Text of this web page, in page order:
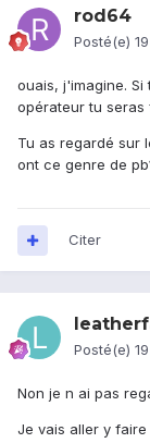
rod64
Posté(e)
ouais, j'imagine.
opérateur tu seras
Tu as regardé sur
ont ce genre de
Citer
Posté(e)
Non je n ai pas
Je vais aller y